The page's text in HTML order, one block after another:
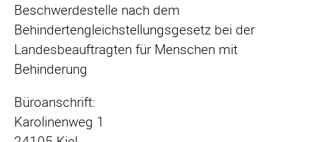
Beschwerdestelle nach dem
Behindertengleichstellungsgesetz bei der
Landesbeauftragten für Menschen mit
Behinderung
Büroanschrift:
Karolinenweg 1